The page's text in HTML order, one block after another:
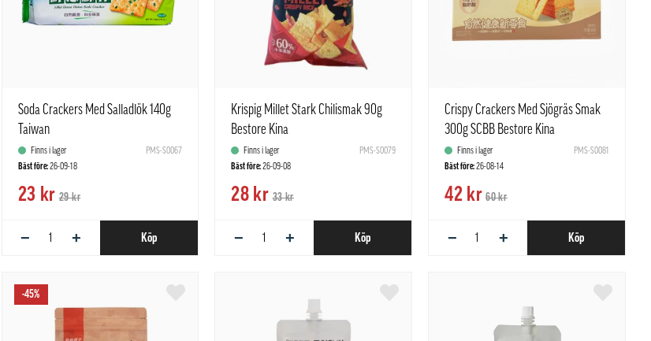
Soda Crackers Med Salladlök 140g
Taiwan
Finns i lager
PMS-S0067
Bäst före:26-09-18
23 kr 29 kr
− + Köp
Krispig Millet Stark Chilismak 90g
Bestore Kina
Finns i lager
PMS-S0079
Bäst före:26-09-08
28 kr 33 kr
− + Köp
Crispy Crackers Med Sjögräs Smak
300g SCBB Bestore Kina
Finns i lager
PMS-S0081
Bäst före:26-08-14
42 kr 60 kr
− + Köp
-45%